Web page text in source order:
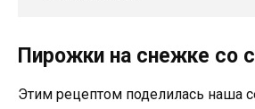
Пирожки на снежке со
Этим рецептом поделилась наша